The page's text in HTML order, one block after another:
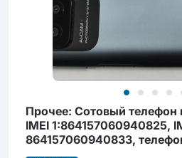
Прочее: Сотовый телефон
IMEI 1:864157060940825,
864157060940833,